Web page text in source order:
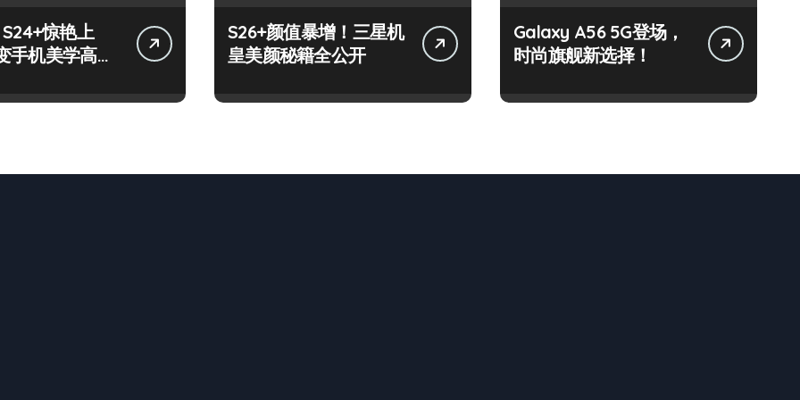
惊艳上
手机美学高
S26+颜值暴增！三星机
皇美颜秘籍全公开
Galaxy A56 5G登场，
时尚旗舰新选择！